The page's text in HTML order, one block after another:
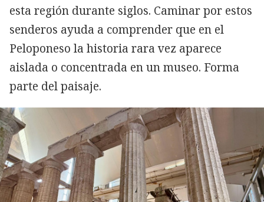
esta región durante siglos. Caminar por estos
senderos ayuda a comprender que en el
Peloponeso la historia rara vez aparece
aislada o concentrada en un museo. Forma
parte del paisaje.